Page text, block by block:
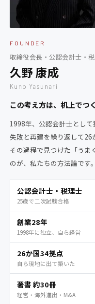
FOUNDER
取締役会長・公認会計士・
久野 康成
Kuno Yasunari
この考え方は、机上でつ
1998年、公認会計士として
失敗と再建を繰り返して26
その過程で見つけた「うま
のが、私たちの方法論です。
公認会計士・税理士
25歳で二次試験合格
創業28年
1998年に独立、自ら経営
26か国34拠点
自ら現地に出て築いた
著書 約30冊
経営・海外進出・M&A